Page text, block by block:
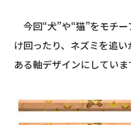
今回“犬”や“猫”をモチ
け回ったり、ネズミを追
ある軸デザインにしていま